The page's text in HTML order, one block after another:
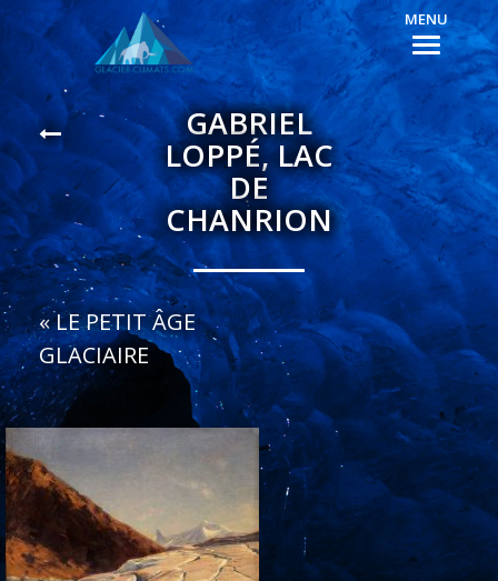
MENU
GABRIEL
LOPPÉ, LAC
DE
CHANRION
«LE PETIT ÂGE
GLACIAIRE